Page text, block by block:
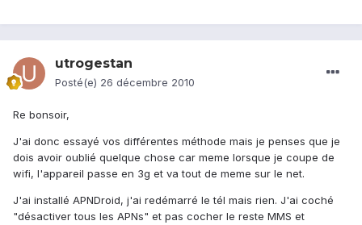
utrogestan
Posté(e) 26 décembre 2010
Re bonsoir,
J'ai donc essayé vos différentes méthode mais je penses que je
dois avoir oublié quelque chose car meme lorsque je coupe de
wifi, l'appareil passe en 3g et va tout de meme sur le net.
J'ai installé APNDroid, j'ai redémarré le tél mais rien. J'ai coché
"désactiver tous les APNs" et pas cocher le reste MMS et